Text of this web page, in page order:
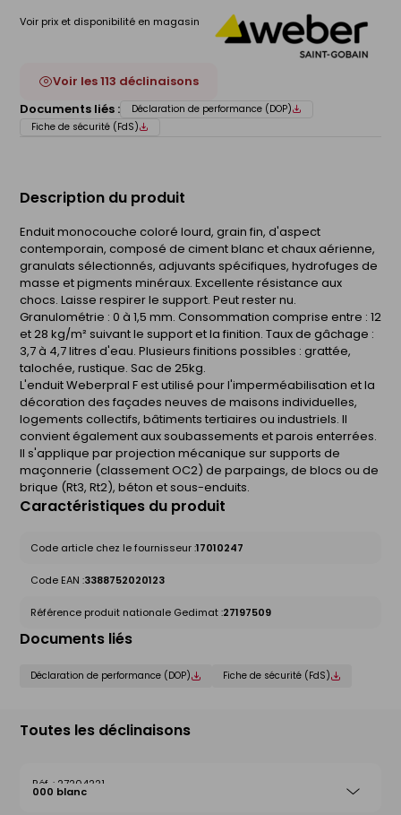
Voir prix et disponibilité en magasin
Voir les 113 déclinaisons
Documents liés :
Déclaration de performance (DOP)
Fiche de sécurité (FdS)
Description du produit
Enduit monocouche coloré lourd, grain fin, d'aspect
contemporain, composé de ciment blanc et chaux aérienne,
granulats sélectionnés, adjuvants spécifiques, hydrofuges de
masse et pigments minéraux. Excellente résistance aux
chocs. Laisse respirer le support. Peut rester nu.
Granulométrie : 0 à 1,5 mm. Consommation comprise entre : 12
et 28 kg/m² suivant le support et la finition. Taux de gâchage :
3,7 à 4,7 litres d'eau. Plusieurs finitions possibles : grattée,
talochée, rustique. Sac de 25kg.
L'enduit Weberpral F est utilisé pour l'imperméabilisation et la
décoration des façades neuves de maisons individuelles,
logements collectifs, bâtiments tertiaires ou industriels. Il
convient également aux soubassements et parois enterrées.
Il s'applique par projection mécanique sur supports de
maçonnerie (classement OC2) de parpaings, de blocs ou de
brique (Rt3, Rt2), béton et sous-enduits.
Caractéristiques du produit
Code article chez le fournisseur :17010247
Code EAN :3388752020123
Référence produit nationale Gedimat :27197509
Documents liés
Déclaration de performance (DOP) Fiche de sécurité (FdS)
Toutes les déclinaisons
27204221
000 blanc